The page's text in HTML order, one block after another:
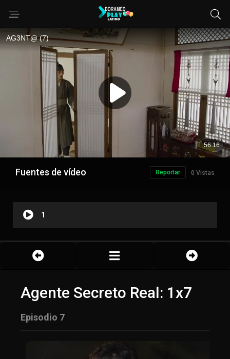
Fuentes de vídeo 0 Vistas
Reportar
1
Agente Secreto Real: 1x7
Episodio 7